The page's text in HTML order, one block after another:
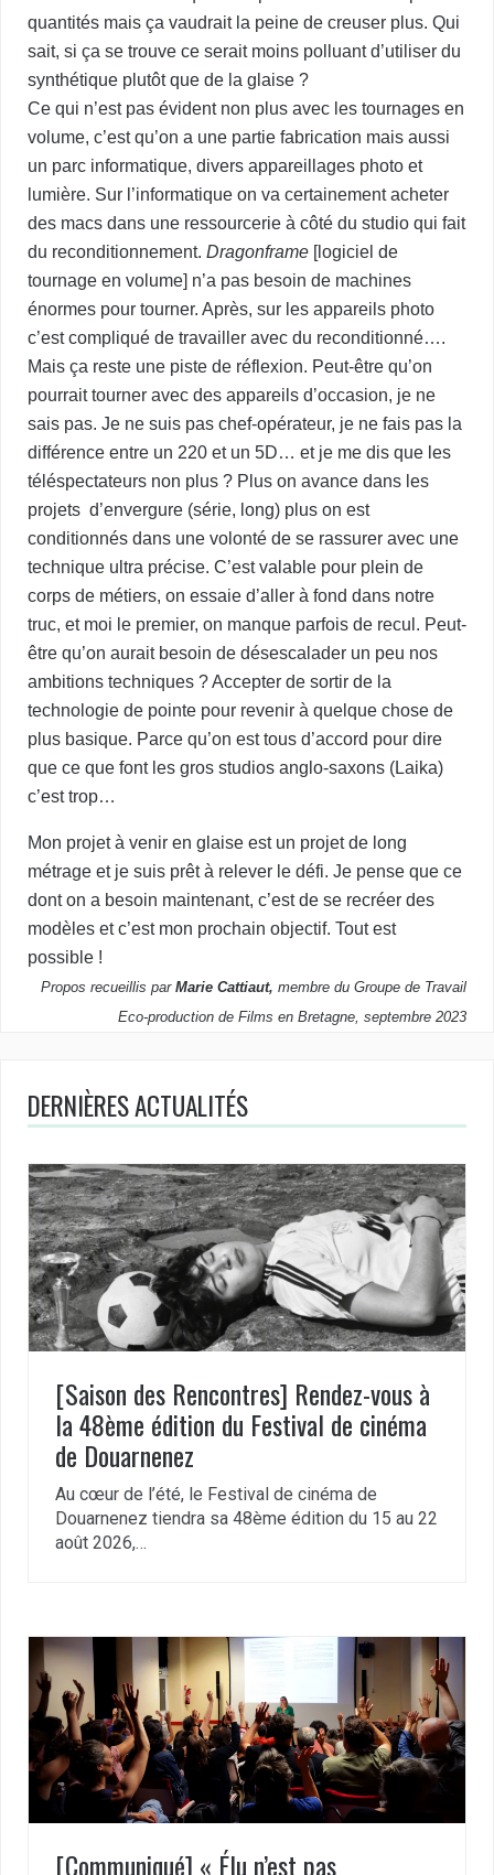
quantités mais ça vaudrait la peine de creuser plus. Qui
sait, si ça se trouve ce serait moins polluant d’utiliser du
synthétique plutôt que de la glaise ?
Ce qui n’est pas évident non plus avec les tournages en
volume, c’est qu’on a une partie fabrication mais aussi
un parc informatique, divers appareillages photo et
lumière. Sur l’informatique on va certainement acheter
des macs dans une ressourcerie à côté du studio qui fait
du reconditionnement. Dragonframe [logiciel de
tournage en volume] n’a pas besoin de machines
énormes pour tourner. Après, sur les appareils photo
c’est compliqué de travailler avec du reconditionné….
Mais ça reste une piste de réflexion. Peut-être qu’on
pourrait tourner avec des appareils d’occasion, je ne
sais pas. Je ne suis pas chef-opérateur, je ne fais pas la
différence entre un 220 et un 5D… et je me dis que les
téléspectateurs non plus ? Plus on avance dans les
projets d’envergure (série, long) plus on est
conditionnés dans une volonté de se rassurer avec une
technique ultra précise. C’est valable pour plein de
corps de métiers, on essaie d’aller à fond dans notre
truc, et moi le premier, on manque parfois de recul. Peut-
être qu’on aurait besoin de désescalader un peu nos
ambitions techniques ? Accepter de sortir de la
technologie de pointe pour revenir à quelque chose de
plus basique. Parce qu’on est tous d’accord pour dire
que ce que font les gros studios anglo-saxons (Laika)
c’est trop…
Mon projet à venir en glaise est un projet de long
métrage et je suis prêt à relever le défi. Je pense que ce
dont on a besoin maintenant, c’est de se recréer des
modèles et c’est mon prochain objectif. Tout est
possible !
Propos recueillis par Marie Cattiaut, membre du Groupe de Travail
Eco-production de Films en Bretagne, septembre 2023
DERNIÈRES ACTUALITÉS
[Saison des Rencontres] Rendez-vous à
la 48ème édition du Festival de cinéma
de Douarnenez
Au cœur de l’été, le Festival de cinéma de
Douarnenez tiendra sa 48ème édition du 15 au 22
août 2026,…
[Communiqué] « Élu n’est pas